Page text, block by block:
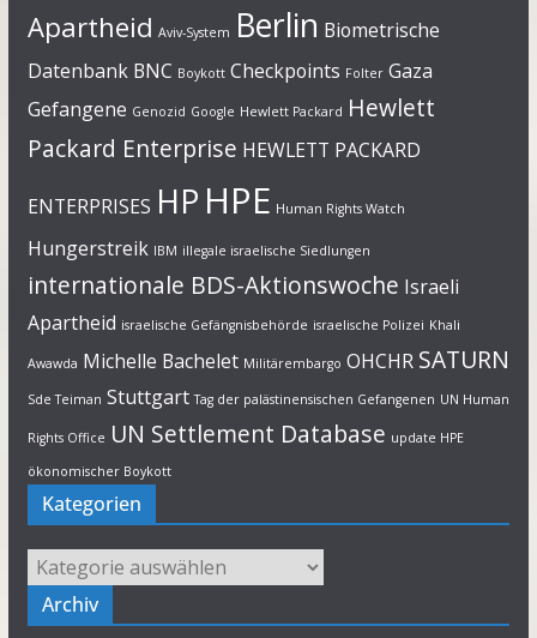
Apartheid Aviv-System Berlin Biometrische
Datenbank BNC Boykott Checkpoints Folter Gaza
Gefangene Genozid Google Hewlett Packard Hewlett
Packard Enterprise HEWLETT PACKARD
ENTERPRISES HP HPE Human Rights Watch
Hungerstreik IBM illegale israelische Siedlungen
internationale BDS-Aktionswoche Israeli
Apartheid israelische Gefängnisbehörde israelische Polizei Khali
Awawda Michelle Bachelet Militärembargo OHCHR SATURN
Sde Teiman Stuttgart Tag der palästinensischen Gefangenen UN Human
Rights Office UN Settlement Database update HPE
ökonomischer Boykott
Kategorien
Kategorien
Archiv